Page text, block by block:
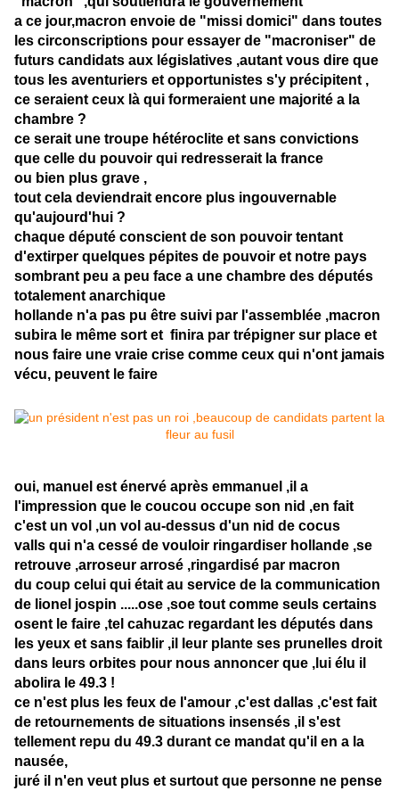
a ce jour,macron envoie de "missi domici" dans toutes
les circonscriptions pour essayer de "macroniser" de
futurs candidats aux législatives ,autant vous dire que
tous les aventuriers et opportunistes s'y précipitent ,
ce seraient ceux là qui formeraient une majorité a la
chambre ?
ce serait une troupe hétéroclite et sans convictions
que celle du pouvoir qui redresserait la france
ou bien plus grave ,
tout cela deviendrait encore plus ingouvernable
qu'aujourd'hui ?
chaque député conscient de son pouvoir tentant
d'extirper quelques pépites de pouvoir et notre pays
sombrant peu a peu face a une chambre des députés
totalement anarchique
hollande n'a pas pu être suivi par l'assemblée ,macron
subira le même sort et finira par trépigner sur place et
nous faire une vraie crise comme ceux qui n'ont jamais
vécu, peuvent le faire
oui, manuel est énervé après emmanuel ,il a
l'impression que le coucou occupe son nid ,en fait
c'est un vol ,un vol au-dessus d'un nid de cocus
valls qui n'a cessé de vouloir ringardiser hollande ,se
retrouve ,arroseur arrosé ,ringardisé par macron
du coup celui qui était au service de la communication
de lionel jospin .....ose ,soe tout comme seuls certains
osent le faire ,tel cahuzac regardant les députés dans
les yeux et sans faiblir ,il leur plante ses prunelles droit
dans leurs orbites pour nous annoncer que ,lui élu il
abolira le 49.3 !
ce n'est plus les feux de l'amour ,c'est dallas ,c'est fait
de retournements de situations insensés ,il s'est
tellement repu du 49.3 durant ce mandat qu'il en a la
nausée,
juré il n'en veut plus et surtout que personne ne pense